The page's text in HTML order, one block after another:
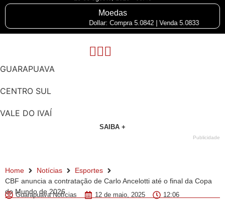
Moedas
Dollar: Compra 5.0842 | Venda 5.0833
GUARAPUAVA
CENTRO SUL
VALE DO IVAÍ
SAIBA +
Publicidade
Home Notícias
Esportes
CBF anuncia a contratação de Carlo Ancelotti até o final da Copa
do Mundo de 2026
Guarapuava Notícias 12 de maio, 2025
12:06